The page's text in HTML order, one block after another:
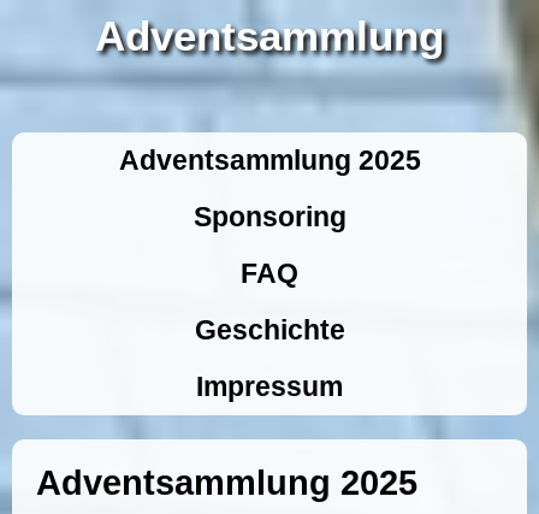
Adventsammlung
Adventsammlung 2025
Sponsoring
FAQ
Geschichte
Impressum
Adventsammlung 2025